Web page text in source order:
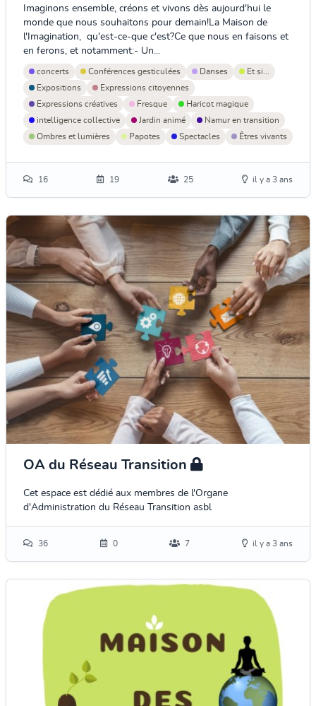
Imaginons ensemble, créons et vivons dès aujourd'hui le
monde que nous souhaitons pour demain!La Maison de
l'Imagination, qu'est-ce-que c'est?Ce que nous en faisons et
en ferons, et notamment:- Un...
concerts Conférences gesticulées Danses
Et si...
Expositions
Expressions citoyennes
Expressions créatives
Fresque
Haricot magique
intelligence collective
Jardin animé
Namur en transition
Ombres et lumières
Papotes Spectacles Êtres vivants
16 19 25 il y a 3 ans
OA du Réseau Transition
Cet espace est dédié aux membres de l'Organe
d'Administration du Réseau Transition asbl
36 0 7 il y a 3 ans